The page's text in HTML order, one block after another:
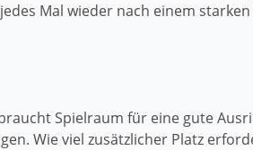
Mal wieder nach einem
Spielraum für eine gute
Wie viel zusätzlicher Platz